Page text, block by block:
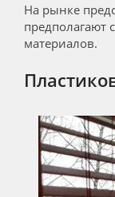
На рынке
предполагают
материалов.